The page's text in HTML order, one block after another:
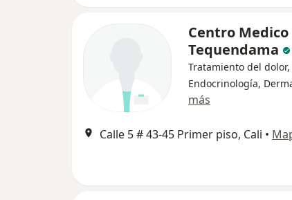
Centro Medico
Tequendama
Tratamiento del dolor,
Endocrinología,
más
Calle 5 # 43-45 Primer piso, Cali •